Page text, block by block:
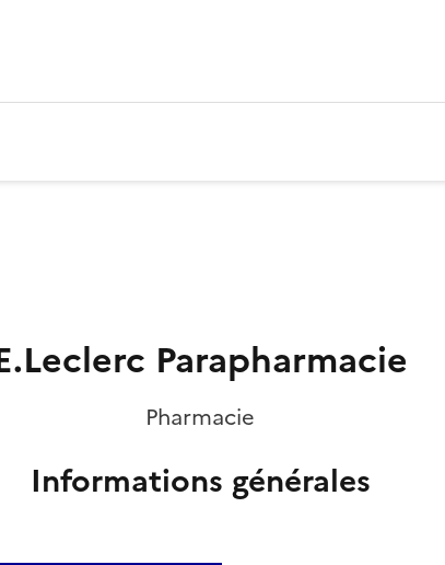
Parapharmacie
Pharmacie
Informations générales